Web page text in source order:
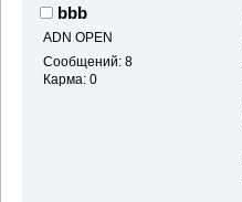
bbb
ADN OPEN
Сообщений: 8
Карма: 0